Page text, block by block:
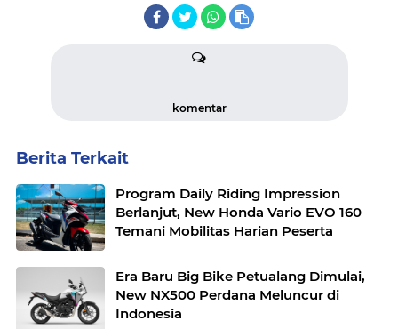
komentar
Berita Terkait
Program Daily Riding Impression
Berlanjut, New Honda Vario EVO 160
Temani Mobilitas Harian Peserta
Era Baru Big Bike Petualang Dimulai,
New NX500 Perdana Meluncur di
Indonesia